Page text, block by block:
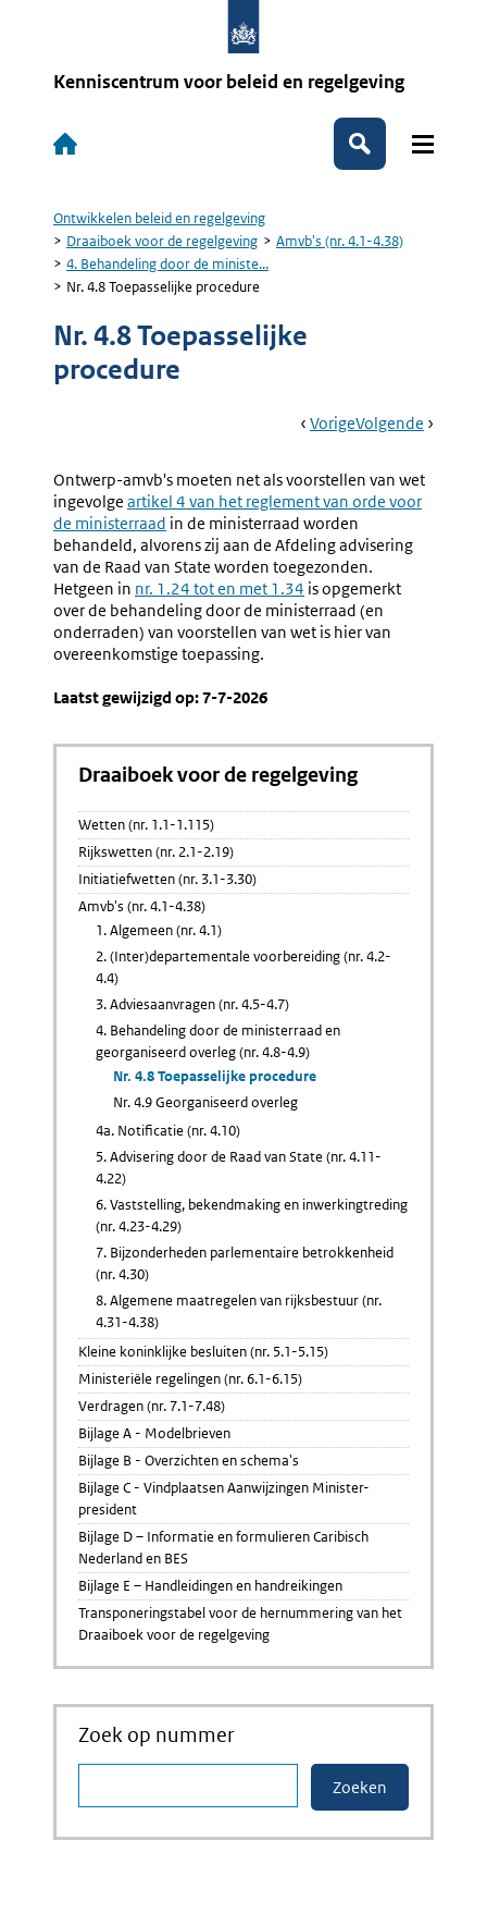
Kenniscentrum voor beleid en regelgeving
Hoofdnavigatie
Zoeken
Kruimelpad
Ontwikkelen beleid en regelgeving
Draaiboek voor de regelgeving
Amvb's (nr. 4.1-4.38)
4. Behandeling door de ministe...
Nr. 4.8 Toepasselijke procedure
Nr. 4.8 Toepasselijke
procedure
Book
Ga
VorigePagina:
Door
De
Ministerraad
En
Georganiseerd
Overleg
(nr.
4.8-
Ga
Volgende Pagina:
Ontwerp-amvb's moeten net als voorstellen van wet
ingevolge Externe
link:
artikel 4 van het reglement van orde voor
de ministerraad in de ministerraad worden
behandeld, alvorens zij aan de Afdeling advisering
van de Raad van State worden toegezonden.
Hetgeen in nr. 1.24 tot en met 1.34 is opgemerkt
over de behandeling door de ministerraad (en
onderraden) van voorstellen van wet is hier van
overeenkomstige toepassing.
Laatst gewijzigd op: 7-7-2026
Draaiboek voor de regelgeving
Wetten (nr. 1.1-1.115)
Rijkswetten (nr. 2.1-2.19)
Initiatiefwetten (nr. 3.1-3.30)
Amvb's (nr. 4.1-4.38)
1. Algemeen (nr. 4.1)
2. (Inter)departementale voorbereiding (nr. 4.2-
4.4)
3. Adviesaanvragen (nr. 4.5-4.7)
4. Behandeling door de ministerraad en
georganiseerd overleg (nr. 4.8-4.9)
Nr. 4.8 Toepasselijke procedure
Nr. 4.9 Georganiseerd overleg
4a. Notificatie (nr. 4.10)
5. Advisering door de Raad van State (nr. 4.11-
4.22)
6. Vaststelling, bekendmaking en inwerkingtreding
(nr. 4.23-4.29)
7. Bijzonderheden parlementaire betrokkenheid
(nr. 4.30)
8. Algemene maatregelen van rijksbestuur (nr.
4.31-4.38)
Kleine koninklijke besluiten (nr. 5.1-5.15)
Ministeriële regelingen (nr. 6.1-6.15)
Verdragen (nr. 7.1-7.48)
Bijlage A - Modelbrieven
Bijlage B - Overzichten en schema's
Bijlage C - Vindplaatsen Aanwijzingen Minister-
president
Bijlage D – Informatie en formulieren Caribisch
Nederland en BES
Bijlage E – Handleidingen en handreikingen
Transponeringstabel voor de hernummering van het
Draaiboek voor de regelgeving
Zoek op nummer